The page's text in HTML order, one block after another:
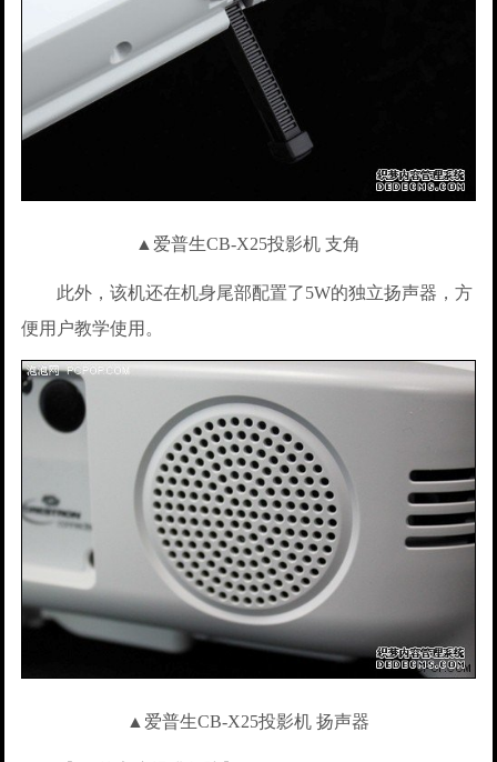
▲爱普生CB-X25投影机 支角
此外，该机还在机身尾部配置了5W的独立扬声器，方
便用户教学使用。
▲爱普生CB-X25投影机 扬声器